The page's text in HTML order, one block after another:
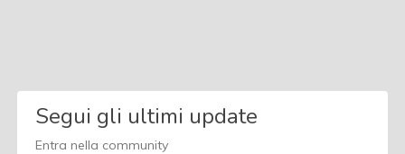
Segui gli ultimi update
Entra nella community